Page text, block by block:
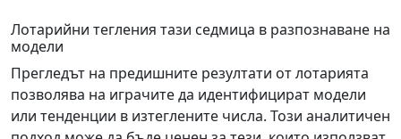
Лотарийни тегления тази седмица в разпознаване на
модели
Прегледът на предишните резултати от лотарията
позволява на играчите да идентифицират модели
или тенденции в изтеглените числа. Този аналитичен